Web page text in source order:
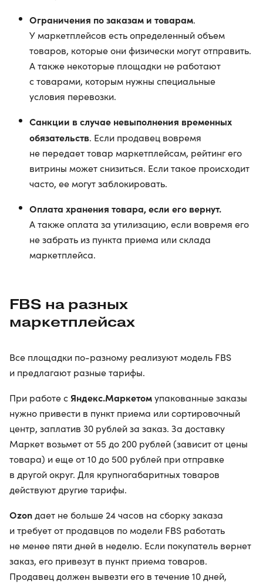
Ограничения по заказам и товарам.
У маркетплейсов есть определенный объем
товаров, которые они физически могут отправить.
А также некоторые площадки не работают
с товарами, которым нужны специальные
условия перевозки.
Санкции в случае невыполнения временных
обязательств. Если продавец вовремя
не передает товар маркетплейсам, рейтинг его
витрины может снизиться. Если такое происходит
часто, ее могут заблокировать.
Оплата хранения товара, если его вернут.
А также оплата за утилизацию, если вовремя его
не забрать из пункта приема или склада
маркетплейса.
FBS на разных
маркетплейсах
Все площадки по-разному реализуют модель FBS
и предлагают разные тарифы.
При работе сЯндекс.Маркетомупакованные заказы
нужно привести в пункт приема или сортировочный
центр, заплатив 30 рублей за заказ. За доставку
Маркет возьмет от 55 до 200 рублей (зависит от цены
товара) и еще от 10 до 500 рублей при отправке
в другой округ. Для крупногабаритных товаров
действуют другие тарифы.
Ozon дает не больше 24 часов на сборку заказа
и требует от продавцов по модели FBS работать
не менее пяти дней в неделю. Если покупатель вернет
заказ, его привезут в пункт приема товаров.
Продавец должен вывезти его в течение 10 дней,